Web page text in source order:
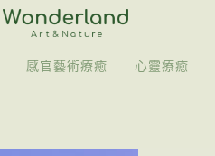
感官藝術療癒 心靈療癒